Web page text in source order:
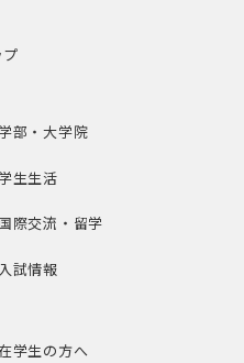
部・大学院
生生活
際交流・留学
入試情報
学生の方へ